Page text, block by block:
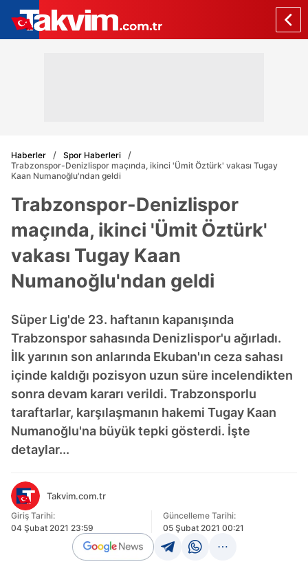
Haberler
Spor Haberleri
Trabzonspor-Denizlispor maçında, ikinci 'Ümit Öztürk' vakası Tugay
Kaan Numanoğlu'ndan geldi
Trabzonspor-Denizlispor
maçında, ikinci 'Ümit Öztürk'
vakası Tugay Kaan
Numanoğlu'ndan geldi
Süper Lig'de 23. haftanın kapanışında
Trabzonspor sahasında Denizlispor'u ağırladı.
İlk yarının son anlarında Ekuban'ın ceza sahası
içinde kaldığı pozisyon uzun süre incelendikten
sonra devam kararı verildi. Trabzonsporlu
taraftarlar, karşılaşmanın hakemi Tugay Kaan
Numanoğlu'na büyük tepki gösterdi. İşte
detaylar...
Takvim.com.tr
Giriş Tarihi:
04 Şubat 2021 23:59
Güncelleme Tarihi:
05 Şubat 2021 00:21